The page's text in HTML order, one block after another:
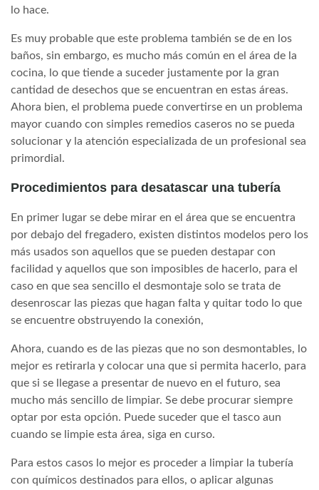
lo hace.
Es muy probable que este problema también se de en los
baños, sin embargo, es mucho más común en el área de la
cocina, lo que tiende a suceder justamente por la gran
cantidad de desechos que se encuentran en estas áreas.
Ahora bien, el problema puede convertirse en un problema
mayor cuando con simples remedios caseros no se pueda
solucionar y la atención especializada de un profesional sea
primordial.
Procedimientos para desatascar una tubería
En primer lugar se debe mirar en el área que se encuentra
por debajo del fregadero, existen distintos modelos pero los
más usados son aquellos que se pueden destapar con
facilidad y aquellos que son imposibles de hacerlo, para el
caso en que sea sencillo el desmontaje solo se trata de
desenroscar las piezas que hagan falta y quitar todo lo que
se encuentre obstruyendo la conexión,
Ahora, cuando es de las piezas que no son desmontables, lo
mejor es retirarla y colocar una que si permita hacerlo, para
que si se llegase a presentar de nuevo en el futuro, sea
mucho más sencillo de limpiar. Se debe procurar siempre
optar por esta opción. Puede suceder que el tasco aun
cuando se limpie esta área, siga en curso.
Para estos casos lo mejor es proceder a limpiar la tubería
con químicos destinados para ellos, o aplicar algunas